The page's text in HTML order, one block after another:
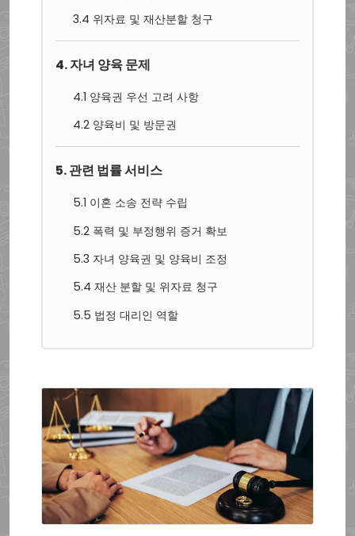
3.4 위자료 및 재산분할 청구
4. 자녀 양육 문제
4.1 양육권 우선 고려 사항
4.2 양육비 및 방문권
5. 관련 법률 서비스
5.1 이혼 소송 전략 수립
5.2 폭력 및 부정행위 증거 확보
5.3 자녀 양육권 및 양육비 조정
5.4 재산 분할 및 위자료 청구
5.5 법정 대리인 역할